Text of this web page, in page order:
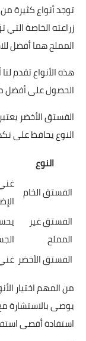
توجد أنواع كثيرة
زراعته الخاصة
المملح هما أفضل
هذه الأنواع تقدم
الحصول على أفضل
الفستق الأخضر
النوع يحافظ على
النوع
الفستق الخام
الفستق غير
المملح
الفستق الأخضر
من المهم اختيار
يوصى بالاستشارة
استفادة أقصى